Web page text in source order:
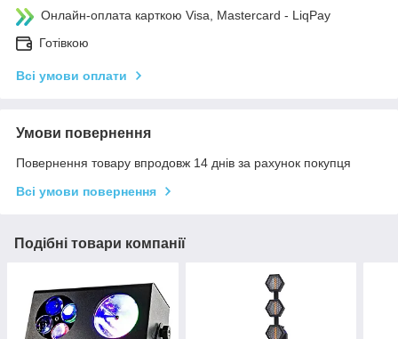
Онлайн-оплата карткою Visa, Mastercard - LiqPay
Готівкою
Всі умови оплати
Умови повернення
Повернення товару впродовж 14 днів за рахунок покупця
Всі умови повернення
Подібні товари компанії